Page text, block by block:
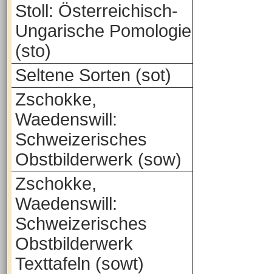
Stoll: Österreichisch-
Ungarische Pomologie
(sto)
Seltene Sorten (sot)
Zschokke,
Waedenswill:
Schweizerisches
Obstbilderwerk (sow)
Zschokke,
Waedenswill:
Schweizerisches
Obstbilderwerk
Texttafeln (sowt)